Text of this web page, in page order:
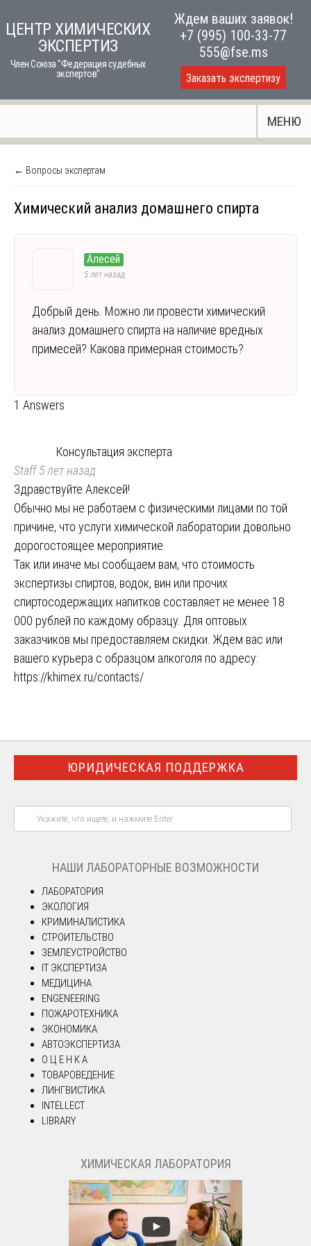
toЦЕНТР ХИМИЧЕСКИХ
ЭКСПЕРТИЗ
Член Союза "Федерация судебных
экспертов"
Ждем ваших заявок!
+7 (995) 100-33-77
555@fse.ms
Заказать экспертизу
МЕНЮ
← Вопросы экспертам
Химический анализ домашнего спирта
Алесей
5 лет назад
Добрый день. Можно ли провести химический
анализ домашнего спирта на наличие вредных
примесей? Какова примерная стоимость?
1 Answers
Консультация эксперта
Staff5 лет назад
Здравствуйте Алексей!
Обычно мы не работаем с физическими лицами по той
причине, что услуги химической лаборатории довольно
дорогостоящее мероприятие.
Так или иначе мы сообщаем вам, что стоимость
экспертизы спиртов, водок, вин или прочих
спиртосодержащих напитков составляет не менее 18
000 рублей по каждому образцу. Для оптовых
заказчиков мы предоставляем скидки. Ждем вас или
вашего курьера с образцом алкоголя по адресу:
https://khimex.ru/contacts/
ЮРИДИЧЕСКАЯ ПОДДЕРЖКА
НАШИ ЛАБОРАТОРНЫЕ ВОЗМОЖНОСТИ
ЛАБОРАТОРИЯ
ЭКОЛОГИЯ
КРИМИНАЛИСТИКА
СТРОИТЕЛЬСТВО
ЗЕМЛЕУСТРОЙСТВО
IT ЭКСПЕРТИЗА
МЕДИЦИНА
ENGENEERING
ПОЖАРОТЕХНИКА
ЭКОНОМИКА
АВТОЭКСПЕРТИЗА
О Ц Е Н К А
ТОВАРОВЕДЕНИЕ
ЛИНГВИСТИКА
INTELLECT
LIBRARY
ХИМИЧЕСКАЯ ЛАБОРАТОРИЯ